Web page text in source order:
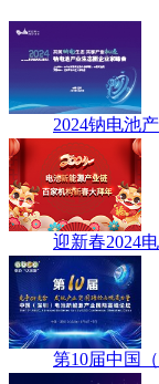
2024钠电池
迎新春2024
第10届中国